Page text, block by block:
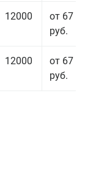
12000
от 67
руб.
12000
от 67
руб.